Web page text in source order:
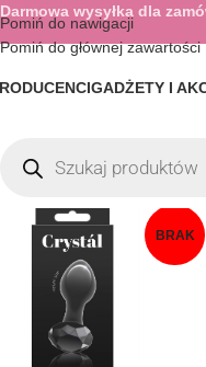
Pomiń do nawigacji
Pomiń do głównej zawartości
GADŻETY I
BRAK
Darmowa wysyłka dla